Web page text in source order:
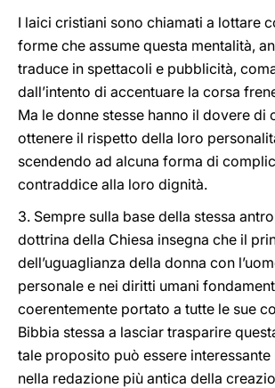
I laici cristiani sono chiamati a lottare
forme che assume questa mentalità,
traduce in spettacoli e pubblicità,
dall’intento di accentuare la corsa
Ma le donne stesse hanno il dovere di
ottenere il rispetto della loro
scendendo ad alcuna forma di
contraddice alla loro dignità.
3. Sempre sulla base della stessa
dottrina della Chiesa insegna che il
dell’uguaglianza della donna con
personale e nei diritti umani
coerentemente portato a tutte le sue
Bibbia stessa a lasciar trasparire
tale proposito può essere interessante
nella redazione più antica della